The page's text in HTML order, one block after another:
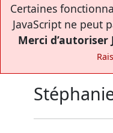
Certaines
JavaScript ne peut
Merci d’autoriser